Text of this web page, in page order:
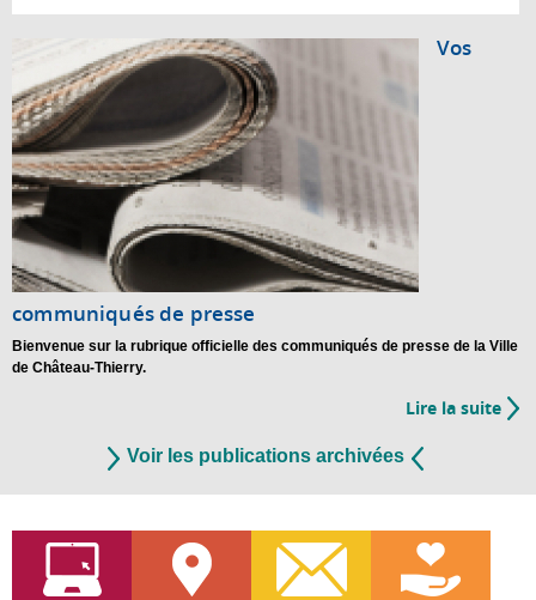
Vos
communiqués de presse
Bienvenue sur la rubrique officielle des communiqués de presse de la Ville
de Château-Thierry.
Lire la suitede
Voir les publications archivées